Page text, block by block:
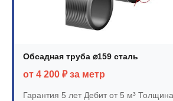
Обсадная труба ⌀159 сталь
от 4 200 ₽ за метр
Гарантия 5 летДебит от 5 м³